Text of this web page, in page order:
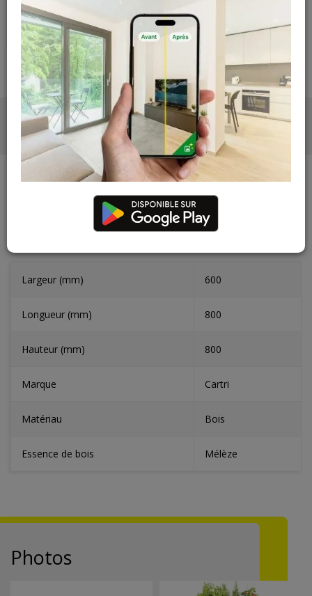
Les teintes, nuances et veinages des photos peuvent
varier par rapport au produit réel
PHOTOS
CARACTÉRISTIQUES
Largeur (mm) 600
Longueur (mm) 800
Hauteur (mm) 800
Marque Cartri
Matériau Bois
Essence de bois Mélèze
Photos